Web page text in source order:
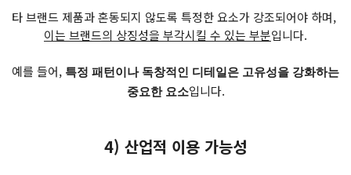
타 브랜드 제품과 혼동되지 않도록 특정한 요소가 강조되어야 하며,
이는 브랜드의 상징성을 부각시킬 수 있는 부분입니다.
예를 들어, 특정 패턴이나 독창적인 디테일은 고유성을 강화하는
중요한 요소입니다.
4) 산업적 이용 가능성